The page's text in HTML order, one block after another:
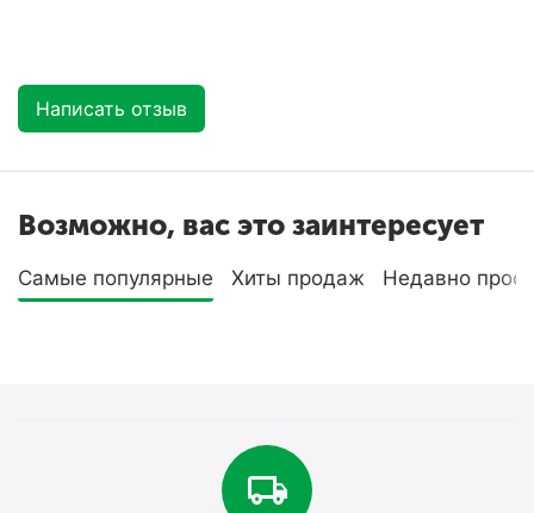
Написать отзыв
Возможно, вас это заинтересует
Самые популярные Хиты продаж Недавно